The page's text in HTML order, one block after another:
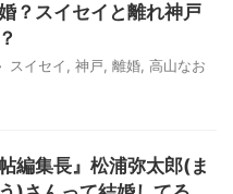
？スイセイと離れ神戸
スイセイ 神戸 離婚 高山なお
編集長』松浦弥太郎(ま